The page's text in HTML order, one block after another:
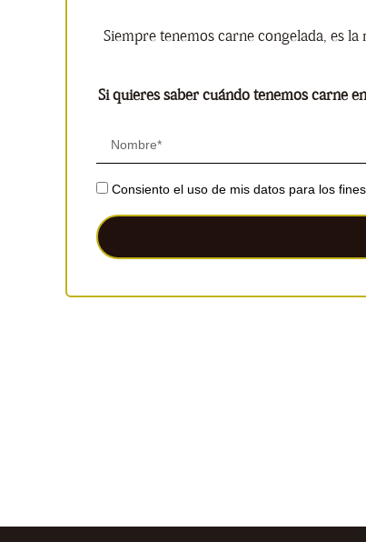
Siempre tenemos carne congelada, es
Si quieres saber cuándo tenemos carne
Consiento el uso de mis datos para los